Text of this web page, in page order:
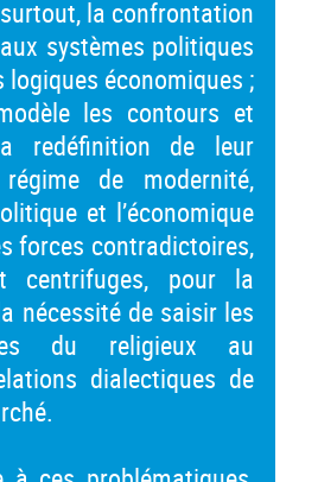
surtout, la confrontation
systèmes politiques
logiques économiques ;
les contours et
redéfinition de leur
de modernité,
et l’économique
forces contradictoires,
centrifuges, pour la
nécessité de saisir les
du religieux au
dialectiques de